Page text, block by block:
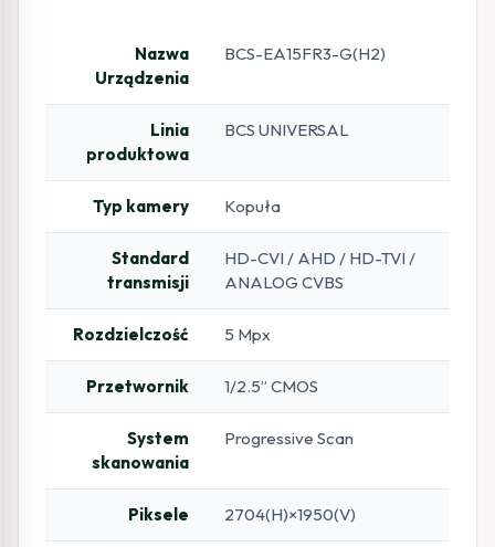
Nazwa
Urządzenia
BCS-EA15FR3-G(H2)
Linia
produktowa
BCS UNIVERSAL
Typ kamery Kopuła
Standard
transmisji
HD-CVI / AHD / HD-TVI /
ANALOG CVBS
Rozdzielczość 5 Mpx
Przetwornik 1/2.5” CMOS
System
skanowania
Progressive Scan
Piksele 2704(H)×1950(V)